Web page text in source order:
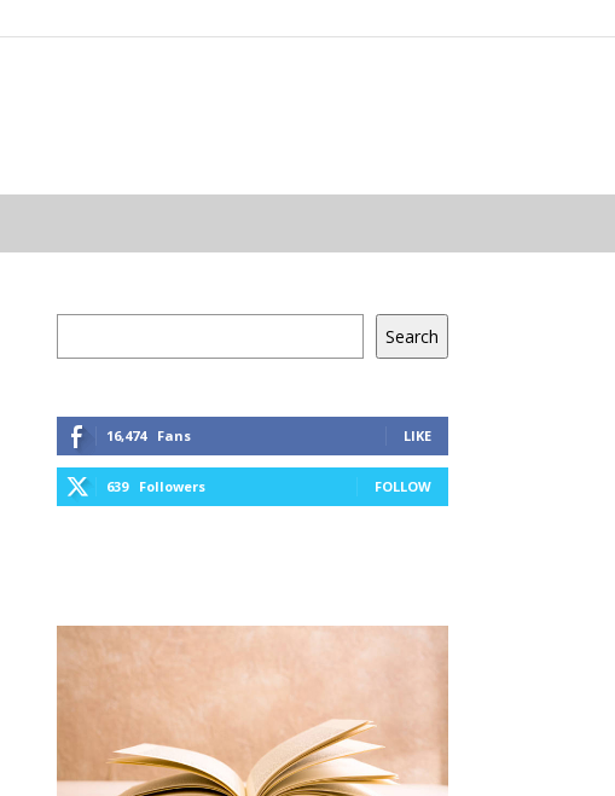
Search
16,474 Fans LIKE
639 Followers FOLLOW